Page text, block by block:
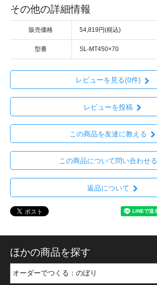
その他の詳細情報
販売価格 54,819円(税込)
型番 SL-MT450×70
レビューを見る(0件)
レビューを投稿
この商品を友達に教える
この商品について問い合わせる
返品について
ほかの商品を探す